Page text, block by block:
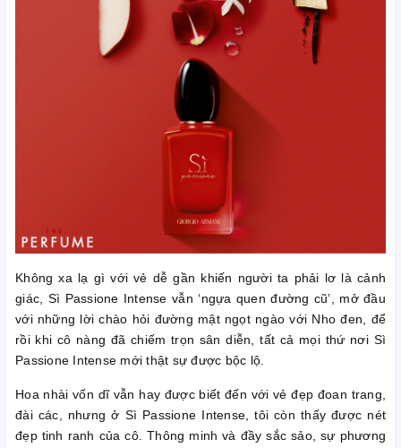
Không xa lạ gì với vẻ dễ gần khiến người ta phải lơ là cảnh
giác, Sì Passione Intense vẫn ‘ngựa quen đường cũ’, mở đầu
với những lời chào hỏi đường mật ngọt ngào với Nho đen, để
rồi khi cô nàng đã chiếm trọn sân diễn, tất cả mọi thứ nơi Sì
Passione Intense mới thật sự được bộc lộ.
Hoa nhài vốn dĩ vẫn hay được biết đến với vẻ đẹp đoan trang,
đài các, nhưng ở Sì Passione Intense, tôi còn thấy được nét
đẹp tinh ranh của cô. Thông minh và đầy sắc sảo, sự phương